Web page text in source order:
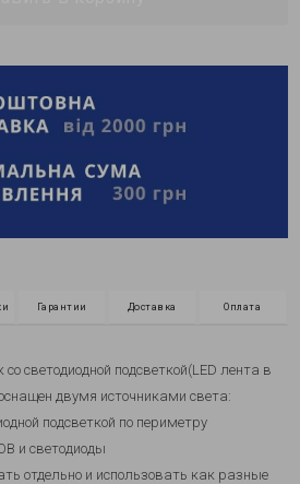
Гарантии Доставка Оплата
светодиодной подсветкой(LED лента в
двумя источниками света:
подсветкой по периметру
и светодиоды
отдельно и использовать как разные